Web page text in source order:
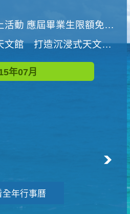
應屆畢業生限額免費參加
打造沉浸式天文探索營隊
年07月
全年行事曆